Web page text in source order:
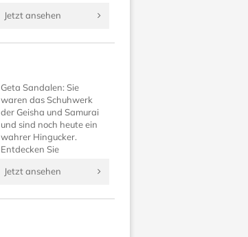
selbst ein komplettes,
Outfit besitzen möchten.
Jetzt ansehen
Geta Sandalen: Sie
waren das Schuhwerk
der Geisha und Samurai
und sind noch heute ein
wahrer Hingucker.
Entdecken Sie
Schuhe neu und
Kimono Outfit auf
Jetzt ansehen